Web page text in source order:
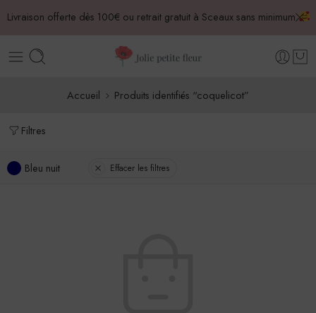
Livraison offerte dès 100€ ou retrait gratuit à Sceaux sans minimum
Accueil Produits identifiés “coquelicot”
Filtres
Bleu nuit Effacer les filtres